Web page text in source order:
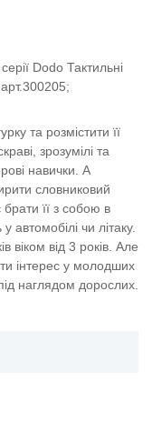
Dodo Тактильні
та розмістити її
зрозумілі та
навички. А
словниковий
її з собою в
автомобілі чи літаку.
від 3 років. Але
інтерес у молодших
наглядом дорослих.